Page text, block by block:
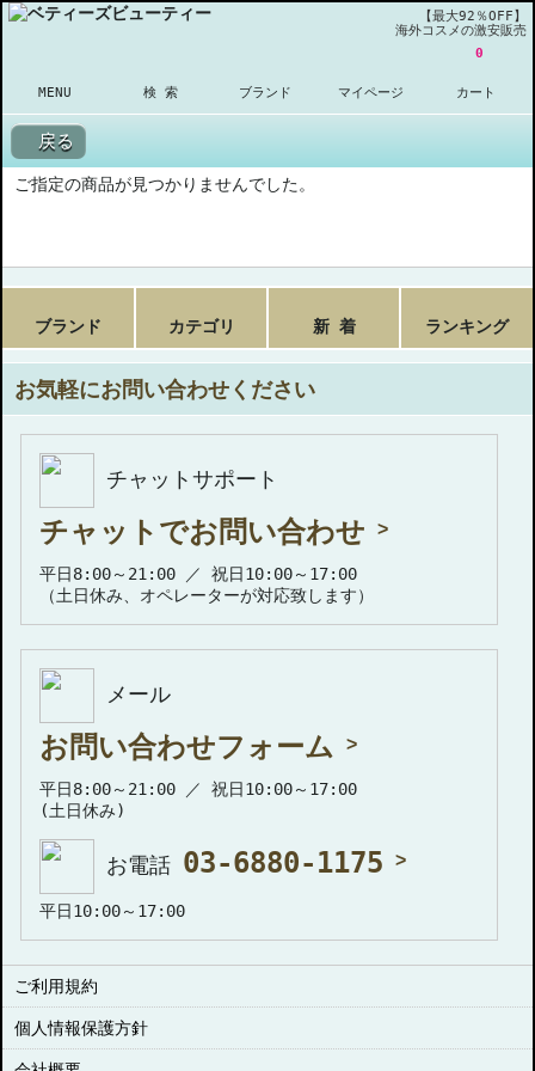
【最大92％OFF】
海外コスメの激安販売
MENU 検 索 ブランド マイページ
0
カート
戻る
ご指定の商品が見つかりませんでした。
ブランド カテゴリ 新 着 ランキング
お気軽にお問い合わせください
チャットサポート
チャットでお問い合わせ
平日8:00～21:00 ／ 祝日10:00～17:00
（土日休み、オペレーターが対応致します）
メール
お問い合わせフォーム
平日8:00～21:00 ／ 祝日10:00～17:00
(土日休み)
お電話 03-6880-1175
平日10:00～17:00
ご利用規約
個人情報保護方針